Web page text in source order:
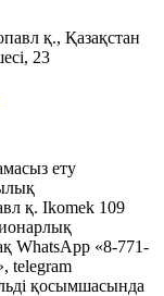
қ., Қазақстан
23
ету
қ. Ikomek 109
WhatsApp «8-771-
telegram
қосымшасында